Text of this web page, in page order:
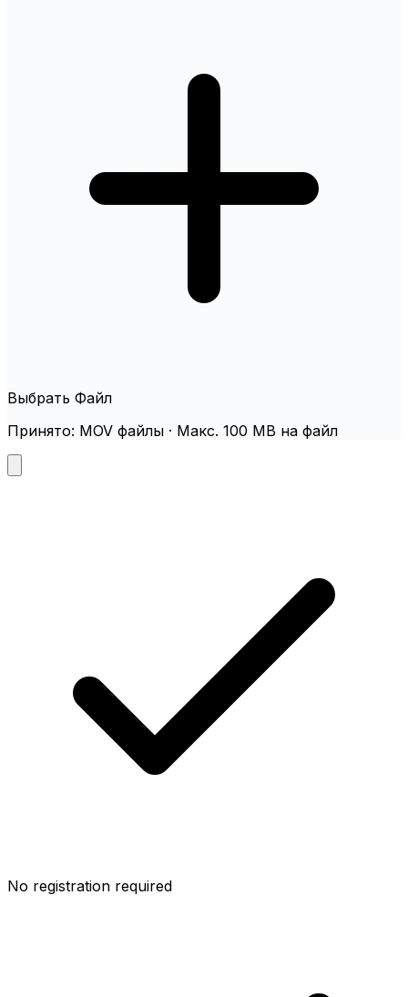
Выбрать Файл
Принято: MOV файлы · Макс. 100 MB на файл
No registration required